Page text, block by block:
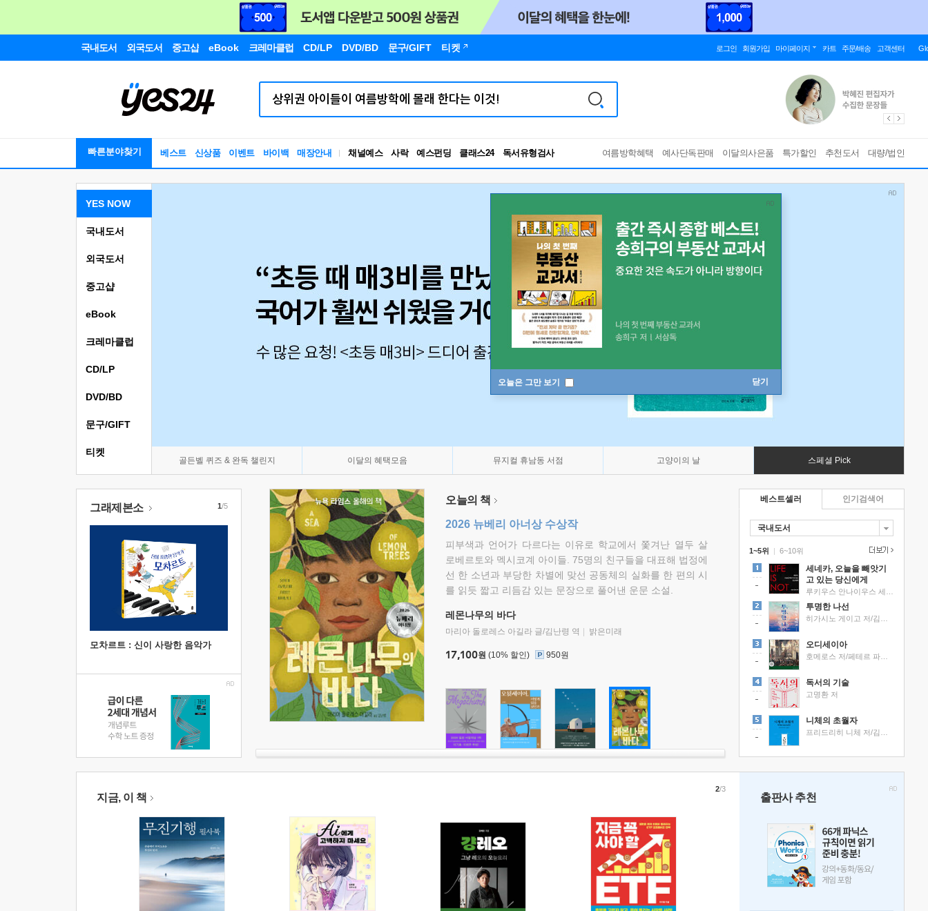
국내도서 외국도서 중고샵 eBook 크레마클럽 CD/LP DVD/BD 문구/GIFT 티켓 로그인 회원가입 마이페이지 카트 주문/배송 고객센터
빠른분야찾기 베스트 신상품 이벤트 바이백 매장안내 채널예스 사락 예스펀딩 클래스24 독서유형검사
RBTI Lab
여름방학혜택 예사단독판매 이달의사은품 특가할인 추천도서 대량/법인
오늘은 그만 보기 닫기
YES NOW
골든벨 퀴즈 & 완독 챌린지 이달의 혜택모음 뮤지컬 휴남동 서점 고양이의 날 스페셜 Pick
국내도서
외국도서
중고샵
eBook
크레마클럽
CD/LP
DVD/BD
문구/GIFT
티켓
그래제본소
모차르트 : 신이 사랑한 음악가
1/5 오늘의 책
2026 뉴베리 아너상 수상작
피부색과 언어가 다르다는 이유로 학교에서 쫓겨난 열두 살
로베르토와 멕시코계 아이들. 75명의 친구들을 대표해 법정에
선 한 소년과 부당한 차별에 맞선 공동체의 실화를 한 편의 시
를 읽듯 짧고 리듬감 있는 문장으로 풀어낸 운문 소설.
레몬나무의 바다
마리아 돌로레스 아길라 글/김난령 역 밝은미래
17,100원 (10% 할인) 950원
베스트셀러
국내도서
1~5위 |
세네카, 오늘을 빼앗기
고 있는 당신에게
투명한 나선
오디세이아
독서의 기술
고명환 저
니체의 초월자
6~10위
인기검색어
지금, 이 책
2/3
출판사 추천